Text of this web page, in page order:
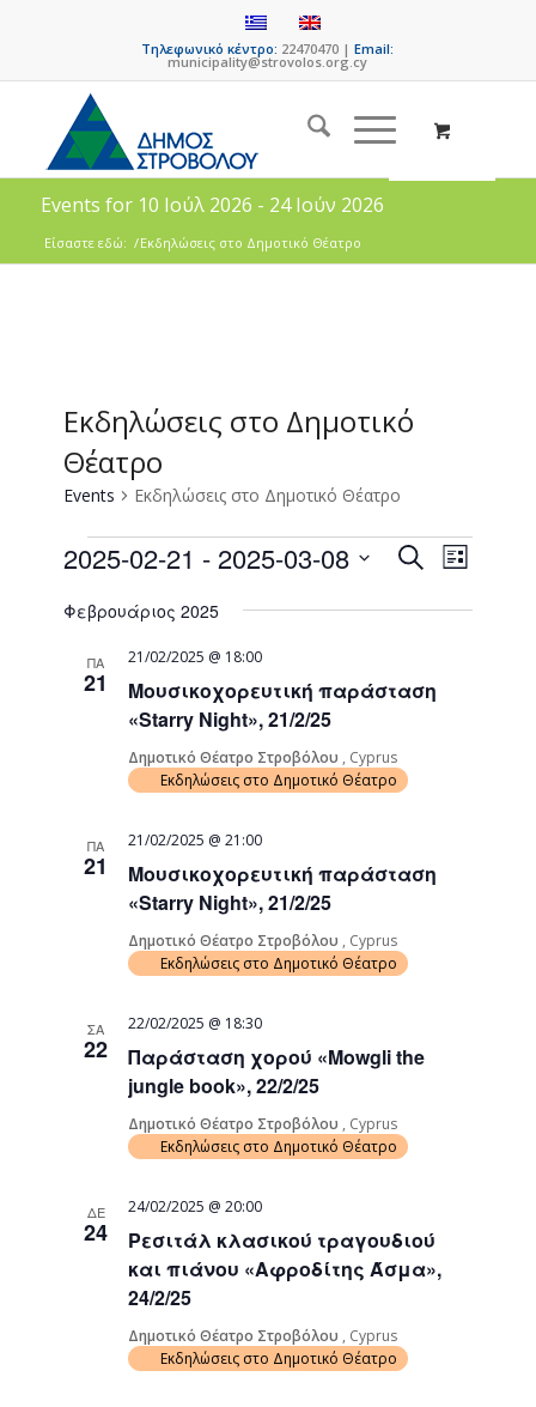
Τηλεφωνικό κέντρο: 22470470 |Email:
municipality@strovolos.org.cy
Events for 10 Ιούλ 2026 - 24 Ιούν 2026
Είσαστε εδώ: /Εκδηλώσεις στο Δημοτικό Θέατρο
Εκδηλώσεις στο Δημοτικό
Θέατρο
Events Εκδηλώσεις στο Δημοτικό Θέατρο
Events
SearchEvent
Views
List
2025-02-21 - 2025-03-08
date.
Φεβρουάριος 2025
ΠΑ
21
Μουσικοχορευτική παράσταση
«Starry Night», 21/2/25
21/02/2025 @ 18:00
Δημοτικό Θέατρο Στροβόλου , Cyprus
Εκδηλώσεις στο Δημοτικό Θέατρο
ΠΑ
21
Μουσικοχορευτική παράσταση
«Starry Night», 21/2/25
21/02/2025 @ 21:00
Δημοτικό Θέατρο Στροβόλου , Cyprus
Εκδηλώσεις στο Δημοτικό Θέατρο
ΣΑ
22
Παράσταση χορού «Mowgli the
jungle book», 22/2/25
22/02/2025 @ 18:30
Δημοτικό Θέατρο Στροβόλου , Cyprus
Εκδηλώσεις στο Δημοτικό Θέατρο
ΔΕ
24
Ρεσιτάλ κλασικού τραγουδιού
και πιάνου «Αφροδίτης Άσμα»,
24/2/25
24/02/2025 @ 20:00
Δημοτικό Θέατρο Στροβόλου , Cyprus
Εκδηλώσεις στο Δημοτικό Θέατρο